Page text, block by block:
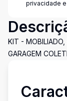
privacidade
KIT - MOBILIADO,
GARAGEM